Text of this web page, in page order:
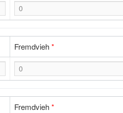
Fremdvieh*
Fremdvieh*